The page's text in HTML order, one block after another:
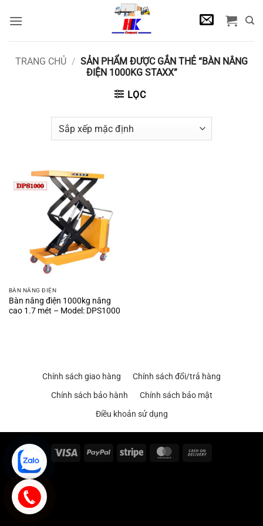
qua
TRANG CHỦ / SẢN PHẨM ĐƯỢC GẮN THẺ “BÀN NÂNG
ĐIỆN 1000KG STAXX”
LỌC
BÀN NÂNG ĐIỆN
Bàn nâng điện 1000kg nâng
cao 1.7 mét – Model: DPS1000
Chính sách giao hàng
Chính sách đổi/trả hàng
Chính sách bảo hành
Chính sách bảo mật
Điều khoản sử dụng
Visa PayPal Stripe MasterCard